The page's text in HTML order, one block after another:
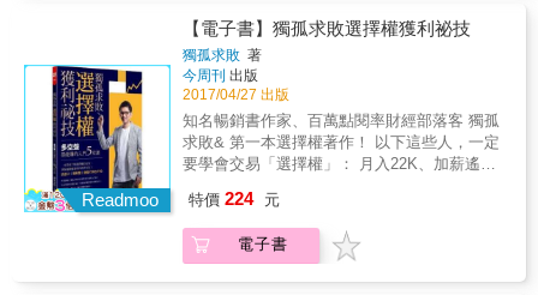
鬆投資權證買賣。 資訊時代網路發達，權證交
易也可以上網快速掌握市場的最新交投熱點，
行動App下單。本書介紹各個權證發行券商的專
屬權證網站、檢視搜尋權證的工具，教你善用
資訊流通迅速的投資利器，為自己賺進第一桶
金。 ● 收錄受歡迎的海外權證買賣單元，不放
過任何賺錢機會。 對某些投資人來說，海外權
證可以當作分散投資風險的工具。本書告訴你
海外權證的開戶條件，並提供個股型海外認購
開匯差風險影響到履約價值，提醒你預防措施
停利或是停損的時機。 準備好邁向致富之路了
嗎？只要1000元，就能用小錢累積大財富，擺
收入比公職豐厚，還穩定！ 三年前，她將這套
方法寫成《我買台指期，管它熊市牛市，年賺
30％》 歸納出沒有經驗的人也能理解的123法
則，被市場譽為台指期女班長。 這一回，她要
分享台指期更簡單的穩賺訊號：北極星投資法
只要掌握K線圖上的兩個信號：黑K（創新高）
進場、紅K（創新低）退場， 然後掌握三種頻
我將主要投資標的，從台股轉為台指期，獲利
更穩定 ‧只要研究一個標的： 台指期就是以台
灣加權股價指數為投資標的期貨商品， 無論你
指數中常見「緩漲急跌現象」，這是因為， 指
數上漲就像在爬山漲勢需要用錢去堆、行情走
不快； 跌勢則是資金一退就散，宛如推石頭下
山，滾得又急又快， 所以投資台指期，放空多
半賺得快。 本書作者陳姵伊，原本在軍醫院擔
任朝八晚五的行政文書， 跟許多人一樣，看到
數字就頭痛、一翻開報紙就直接跳過財經版。
十多年前她從軍職退伍後，想找一份收入穩定
又自由的工作， 於是「積極」投入股市，沒想
賠作收。後來，經由學習技術分析，才逐漸將
虧損賺回。 直到她開始接觸台指期，發現這種
投資工具漲跌容易預測、不用時時盯盤， 只要
Readmoo
【電子書】獨孤求敗選擇權獲利祕技
獨孤求敗 著
今周刊 出版
2017/04/27 出版
知名暢銷書作家、百萬點閱率財經部落客 獨孤
求敗& 第一本選擇權著作！ 以下這些人，一定
要學會交易「選擇權」： 月入22K、加薪遙遙
獲利的人 埋怨「中樂透頭彩的人為什麼不是自
己」的小資族 年過30，存款卻還未超過6位數
的窮忙客 選擇權具備「資金門檻低」、「賺錢
特價 224 元
電子書